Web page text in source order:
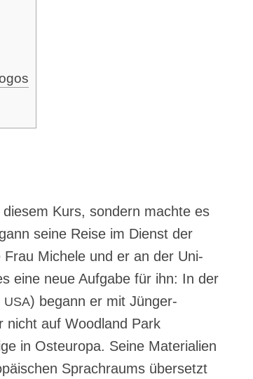
Kurs, son­dern mach­te es
sei­ne Rei­se im Dienst der
Frau Miche­le und er an der Uni­
eine neue Auf­ga­be für ihn: In der
USA) begann er mit Jün­ger­
nicht auf Wood­land Park
in Ost­eu­ro­pa. Sei­ne Mate­ria­li­en
Sprach­raums über­setzt